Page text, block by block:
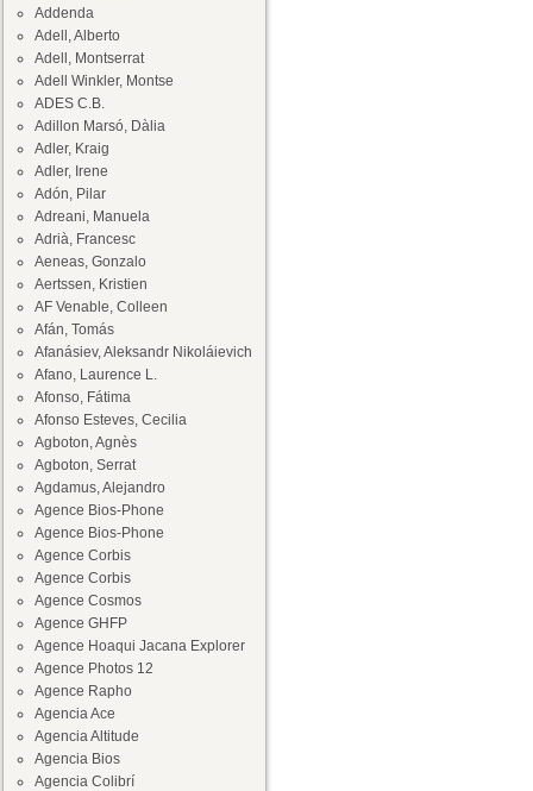
Addenda
Adell, Alberto
Adell, Montserrat
Adell Winkler, Montse
ADES C.B.
Adillon Marsó, Dàlia
Adler, Kraig
Adler, Irene
Adón, Pilar
Adreani, Manuela
Adrià, Francesc
Aeneas, Gonzalo
Aertssen, Kristien
AF Venable, Colleen
Afán, Tomás
Afanásiev, Aleksandr Nikoláievich
Afano, Laurence L.
Afonso, Fátima
Afonso Esteves, Cecilia
Agboton, Agnès
Agboton, Serrat
Agdamus, Alejandro
Agence Bios-Phone
Agence Bios-Phone
Agence Corbis
Agence Corbis
Agence Cosmos
Agence GHFP
Agence Hoaqui Jacana Explorer
Agence Photos 12
Agence Rapho
Agencia Ace
Agencia Altitude
Agencia Bios
Agencia Colibrí